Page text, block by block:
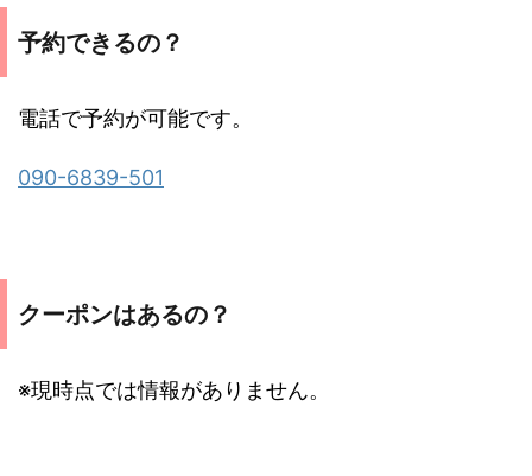
予約できるの？
電話で予約が可能です。
090-6839-501
クーポンはあるの？
※現時点では情報がありません。